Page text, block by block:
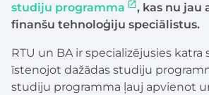
studiju programma
, kas nu jau
finanšu tehnoloģiju speciālistus.
RTU un BA ir specializējusies katra
īstenojot dažādas studiju
studiju programma ļauj apvienot